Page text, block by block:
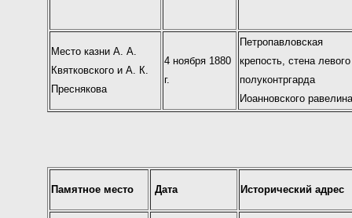
Место казни А. А.
Квятковского и А. К.
Преснякова
4 ноября 1880
г.
Петропавловская
крепость, стена левого
полуконтргарда
Иоанновского равелина
Памятное место Дата Исторический адрес